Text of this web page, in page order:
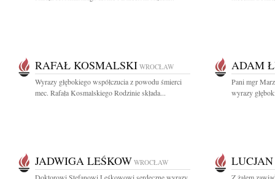
RAFAŁ KOSMALSKI WROCŁAW
Wyrazy głębokiego współczucia z powodu śmierci
mec. Rafała Kosmalskiego Rodzinie składa...
ADAM
Pani mgr
wyrazy
JADWIGA LEŚKOW WROCŁAW